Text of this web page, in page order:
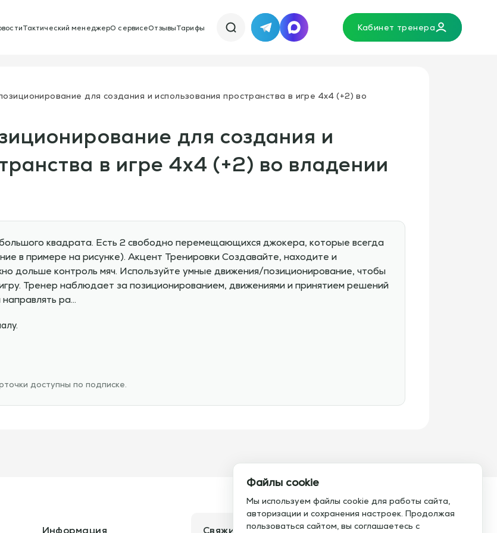
Тактический менеджерО сервисеОтзывыТарифы TelegramMAX Кабинет тренера
для создания и использования пространства в игре 4х4 (+2) во
для создания и
в игре 4х4 (+2) во владении
квадрата. Есть 2 свободно перемещающихся джокера, которые всегда
в примере на рисунке). Акцент Тренировки Создавайте, находите и
дольше контроль мяч. Используйте умные движения/позиционирование, чтобы
Тренер наблюдает за позиционированием, движениями и принятием решений
ра…
доступны по подписке.
Информация Свяжитесь с нами
Файлы cookie
Мы используем файлы cookie для работы сайта,
авторизации и сохранения настроек. Продолжая
пользоваться сайтом, вы соглашаетесь с